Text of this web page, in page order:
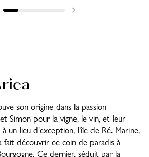
son origine dans la passion
Simon pour la vigne, le vin, et leur
un lieu d'exception, l'île de Ré. Marine,
fait découvrir ce coin de paradis à
Ce dernier, séduit par la